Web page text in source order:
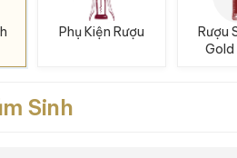
Phụ Kiện Rượu
Rượu
Gold
Sinh